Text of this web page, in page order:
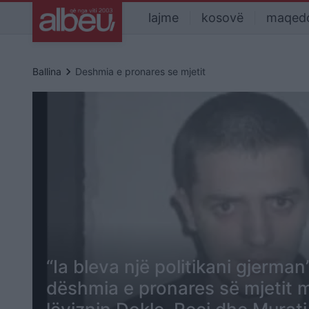
lajme kosovë
Ballina keyboard_arrow_right Deshmia e pronares se mjetit
“Ia bleva një politikani
dëshmia e pronares së mjetit